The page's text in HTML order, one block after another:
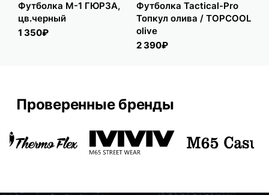
Футболка М-1 ГЮРЗА,
цв.черный
1 350₽
Футболка Tactical-Pro
Топкул олива / TOPCOOL
olive
2 390₽
Проверенные бренды